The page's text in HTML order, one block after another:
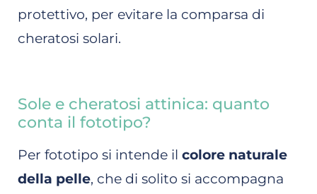
protettivo, per evitare la comparsa di
cheratosi solari.
Sole e cheratosi attinica: quanto
conta il fototipo?
Per fototipo si intende il colore naturale
della pelle, che di solito si accompagna